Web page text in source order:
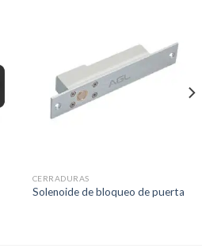
CERRADURAS
Solenoide de bloqueo de puerta